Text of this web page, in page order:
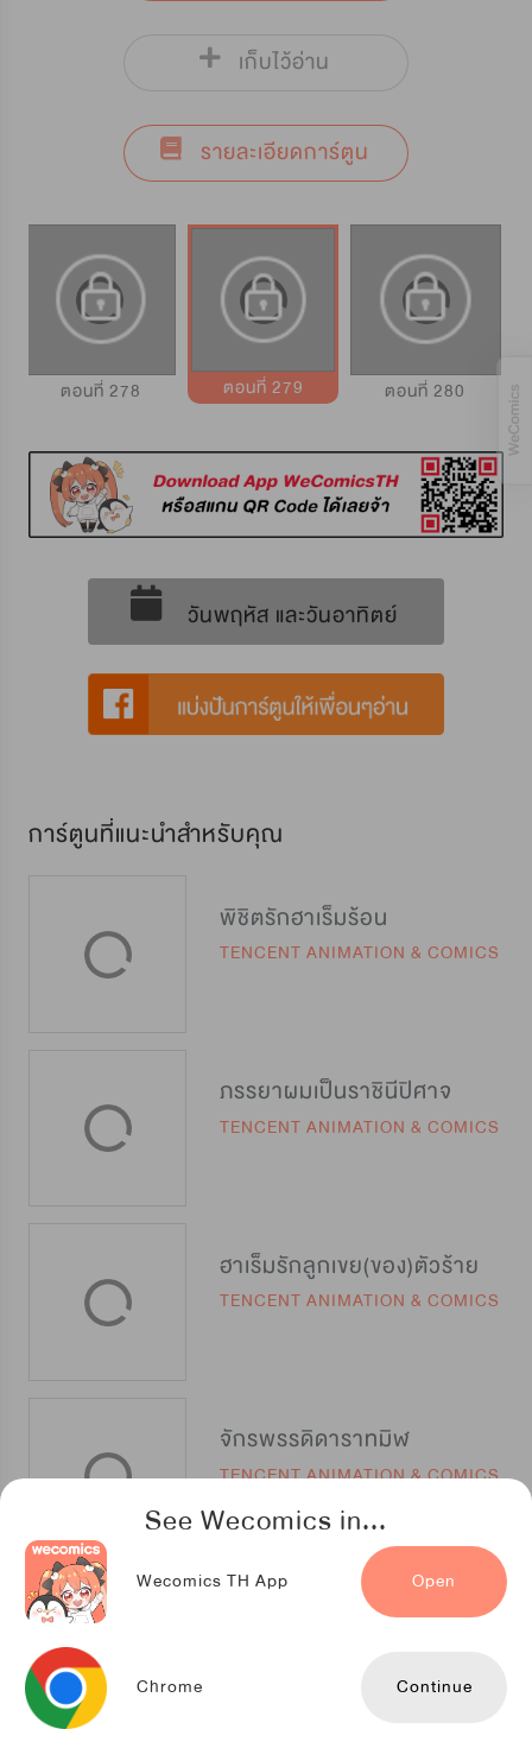
See Wecomics in...
Wecomics TH App Open
Chrome Continue
เก็บไว้อ่าน
รายละเอียดการ์ตูน
ตอนที่ 278 ตอนที่ 279 ตอนที่ 280
วันพฤหัส และวันอาทิตย์
การ์ตูนที่แนะนำสำหรับคุณ
พิชิตรักฮาเร็มร้อน
TENCENT ANIMATION & COMICS
ภรรยาผมเป็นราชินีปิศาจ
TENCENT ANIMATION & COMICS
ฮาเร็มรักลูกเขย(ของ)ตัวร้าย
TENCENT ANIMATION & COMICS
จักรพรรดิดาราทมิฬ
TENCENT ANIMATION & COMICS
การผจญภัยของนายยาจก